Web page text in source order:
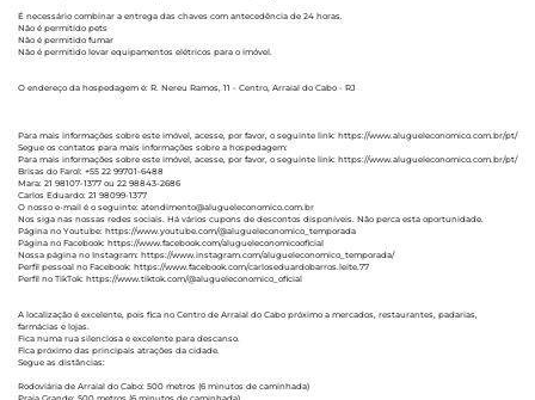
É necessário combinar a entrega das chaves com antecedência de 24 horas.
Não é permitido pets
Não é permitido fumar
Não é permitido levar equipamentos elétricos para o imóvel.
O endereço da hospedagem é: R. Nereu Ramos, 11 - Centro, Arraial do Cabo - RJ
Para mais informações sobre este imóvel, acesse, por favor, o seguinte link: https://www.alugueleconomico.com.br/pt/
Segue os contatos para mais informações sobre a hospedagem:
Para mais informações sobre este imóvel, acesse, por favor, o seguinte link: https://www.alugueleconomico.com.br/pt/
Brisas do Farol: +55 22 99701-6488
Mara: 21 98107-1377 ou 22 98843-2686
Carlos Eduardo: 21 98099-1377
O nosso e-mail é o seguinte: atendimento@alugueleconomico.com.br
Nos siga nas nossas redes sociais. Há vários cupons de descontos disponíveis. Não perca esta oportunidade.
Página no Youtube: https://www.youtube.com/@alugueleconomico_temporada
Página no Facebook: https://www.facebook.com/alugueleconomicooficial
Nossa página no Instagram: https://www.instagram.com/alugueleconomico_temporada/
Perfil pessoal no Facebook: https://www.facebook.com/carloseduardobarros.leite.77
Perfil no TikTok: https://www.tiktok.com/@alugueleconomico_oficial
A localização é excelente, pois fica no Centro de Arraial do Cabo próximo a mercados, restaurantes, padarias,
farmácias e lojas.
Fica numa rua silenciosa e excelente para descanso.
Fica próximo das principais atrações da cidade.
Segue as distâncias:
Rodoviária de Arraial do Cabo: 500 metros (6 minutos de caminhada)